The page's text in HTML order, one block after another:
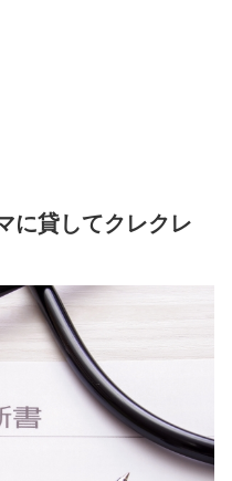
に貸してクレクレ